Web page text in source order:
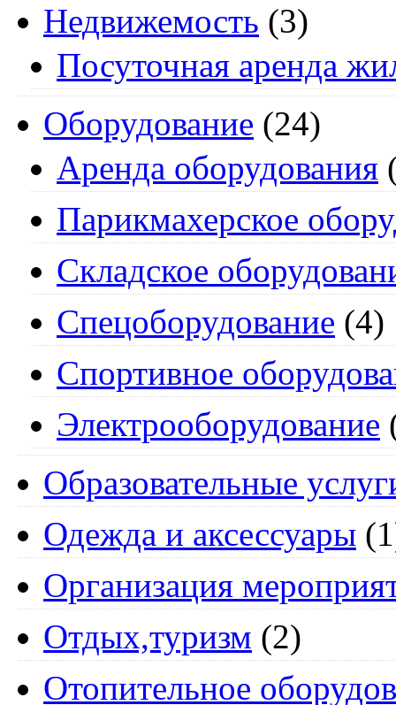
Недвижемость (3)
Посуточная аренда
Оборудование (24)
Аренда оборудования
Парикмахерское
Складское
Спецоборудование (4)
Спортивное
Электрооборудование
Образовательные
Одежда и аксессуары
Организация
Отдых,туризм (2)
Отопительное